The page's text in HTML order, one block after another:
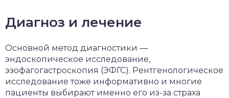
Диагноз и лечение
Основной метод диагностики —
эндоскопическое исследование,
эзофагогастроскопия (ЭФГС). Рентгенологическое
исследование тоже информативно и многие
пациенты выбирают именно его из-за страха